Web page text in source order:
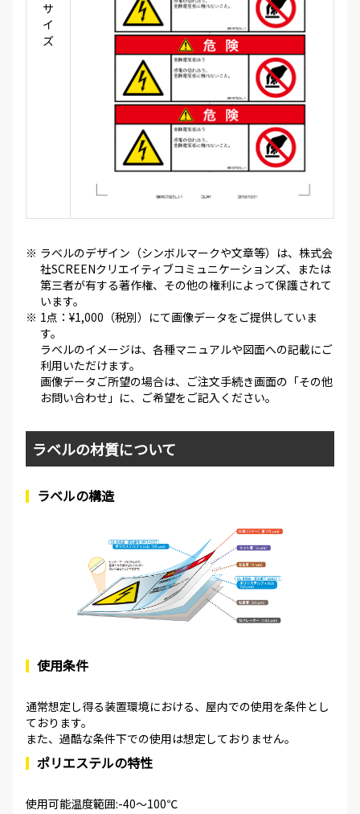
サ
イ
ズ
※ ラベルのデザイン（シンボルマークや文章等）は、株式会
社SCREENクリエイティブコミュニケーションズ、または
第三者が有する著作権、その他の権利によって保護されて
います。
※ 1点：¥1,000（税別）にて画像データをご提供していま
す。
ラベルのイメージは、各種マニュアルや図面への記載にご
利用いただけます。
画像データご所望の場合は、ご注文手続き画面の「その他
お問い合わせ」に、ご希望をご記入ください。
ラベルの材質について
ラベルの構造
使用条件
通常想定し得る装置環境における、屋内での使用を条件とし
ております。
また、過酷な条件下での使用は想定しておりません。
ポリエステルの特性
使用可能温度範囲:-40～100℃